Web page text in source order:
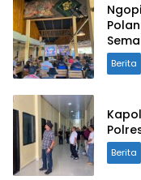
Berita
Berita